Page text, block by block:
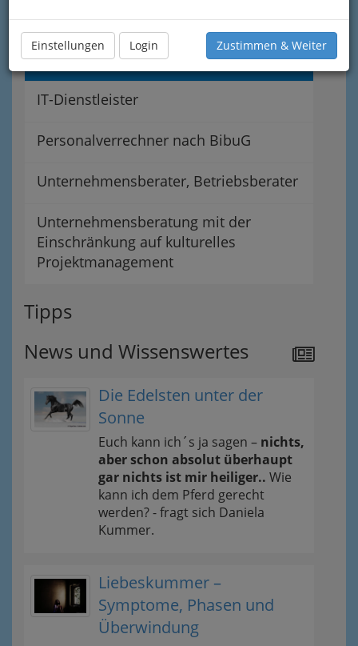
Einstellungen Login Zustimmen & Weiter
Bilanzbuchhalter nach BibuG
Gewerbliche Buchhalter nach GewO
IT-Dienstleister
Personalverrechner nach BibuG
Unternehmensberater, Betriebsberater
Unternehmensberatung mit der
Einschränkung auf kulturelles
Projektmanagement
Tipps
News und Wissenswertes
Die Edelsten unter der
Sonne
Euch kann ich´s ja sagen – nichts,
aber schon absolut überhaupt
gar nichts ist mir heiliger.. Wie
kann ich dem Pferd gerecht
werden? - fragt sich Daniela
Kummer.
Liebeskummer –
Symptome, Phasen und
Überwindung